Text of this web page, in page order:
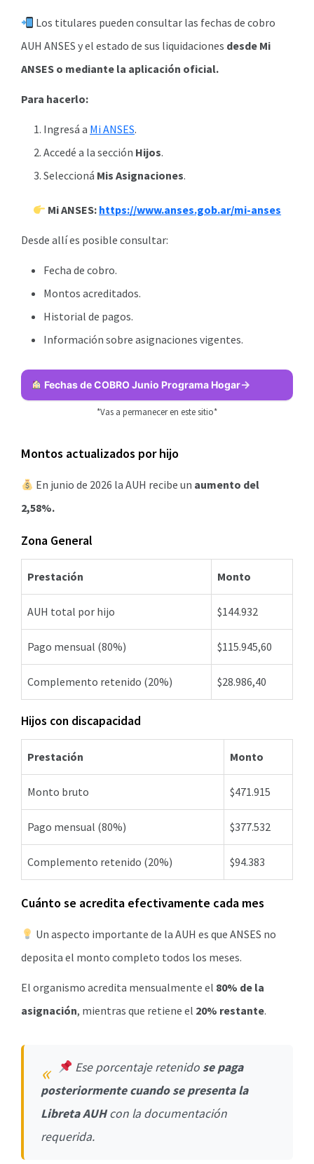
Los titulares pueden consultar las fechas de cobro
AUH ANSES y el estado de sus liquidaciones desde Mi
ANSES o mediante la aplicación oficial.
Para hacerlo:
Ingresá a Mi ANSES.
Accedé a la sección Hijos.
Seleccioná Mis Asignaciones.
Mi ANSES: https://www.anses.gob.ar/mi-anses
Desde allí es posible consultar:
Fecha de cobro.
Montos acreditados.
Historial de pagos.
Información sobre asignaciones vigentes.
Fechas de COBRO Junio Programa Hogar
*Vas a permanecer en este sitio*
Montos actualizados por hijo
En junio de 2026 la AUH recibe un aumento del
2,58%.
Zona General
Prestación Monto
AUH total por hijo $144.932
Pago mensual (80%) $115.945,60
Complemento retenido (20%) $28.986,40
Hijos con discapacidad
Prestación Monto
Monto bruto $471.915
Pago mensual (80%) $377.532
Complemento retenido (20%) $94.383
Cuánto se acredita efectivamente cada mes
Un aspecto importante de la AUH es que ANSES no
deposita el monto completo todos los meses.
El organismo acredita mensualmente el 80% de la
asignación, mientras que retiene el 20% restante.
Ese porcentaje retenido se paga
posteriormente cuando se presenta la
Libreta AUHcon la documentación
requerida.